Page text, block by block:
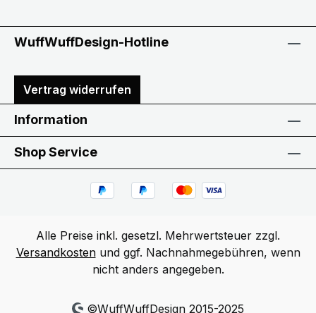
WuffWuffDesign-Hotline
Vertrag widerrufen
Information
Shop Service
Alle Preise inkl. gesetzl. Mehrwertsteuer zzgl.
Versandkostenund ggf. Nachnahmegebühren, wenn
nicht anders angegeben.
©WuffWuffDesign 2015-2025